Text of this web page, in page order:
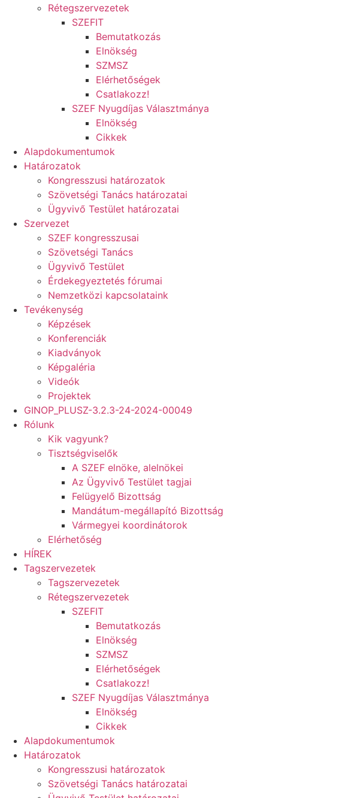
Rétegszervezetek
SZEFIT
Bemutatkozás
Elnökség
SZMSZ
Elérhetőségek
Csatlakozz!
SZEF Nyugdíjas Választmánya
Elnökség
Cikkek
Alapdokumentumok
Határozatok
Kongresszusi határozatok
Szövetségi Tanács határozatai
Ügyvivő Testület határozatai
Szervezet
SZEF kongresszusai
Szövetségi Tanács
Ügyvivő Testület
Érdekegyeztetés fórumai
Nemzetközi kapcsolataink
Tevékenység
Képzések
Konferenciák
Kiadványok
Képgaléria
Videók
Projektek
GINOP_PLUSZ-3.2.3-24-2024-00049
Rólunk
Kik vagyunk?
Tisztségviselők
A SZEF elnöke, alelnökei
Az Ügyvivő Testület tagjai
Felügyelő Bizottság
Mandátum-megállapító Bizottság
Vármegyei koordinátorok
Elérhetőség
HÍREK
Tagszervezetek
Tagszervezetek
Rétegszervezetek
SZEFIT
Bemutatkozás
Elnökség
SZMSZ
Elérhetőségek
Csatlakozz!
SZEF Nyugdíjas Választmánya
Elnökség
Cikkek
Alapdokumentumok
Határozatok
Kongresszusi határozatok
Szövetségi Tanács határozatai